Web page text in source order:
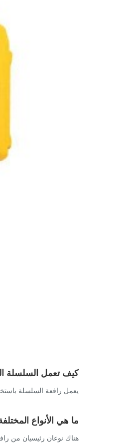
كيف تعمل السلسلة
يعمل رافعة السلسلة
ما هي الأنواع
هناك نوعان رئيسيان من